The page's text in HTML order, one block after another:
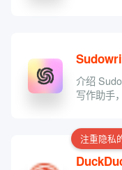
介绍
写作助手
注重隐私